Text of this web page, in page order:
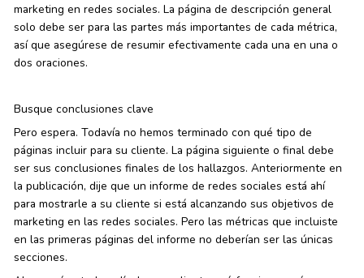
marketing en redes sociales. La página de descripción general
solo debe ser para las partes más importantes de cada métrica,
así que asegúrese de resumir efectivamente cada una en una o
dos oraciones.
Busque conclusiones clave
Pero espera. Todavía no hemos terminado con qué tipo de
páginas incluir para su cliente. La página siguiente o final debe
ser sus conclusiones finales de los hallazgos. Anteriormente en
la publicación, dije que un informe de redes sociales está ahí
para mostrarle a su cliente si está alcanzando sus objetivos de
marketing en las redes sociales. Pero las métricas que incluiste
en las primeras páginas del informe no deberían ser las únicas
secciones.